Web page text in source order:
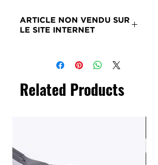
ARTICLE NON VENDU SUR
LE SITE INTERNET
Related Products